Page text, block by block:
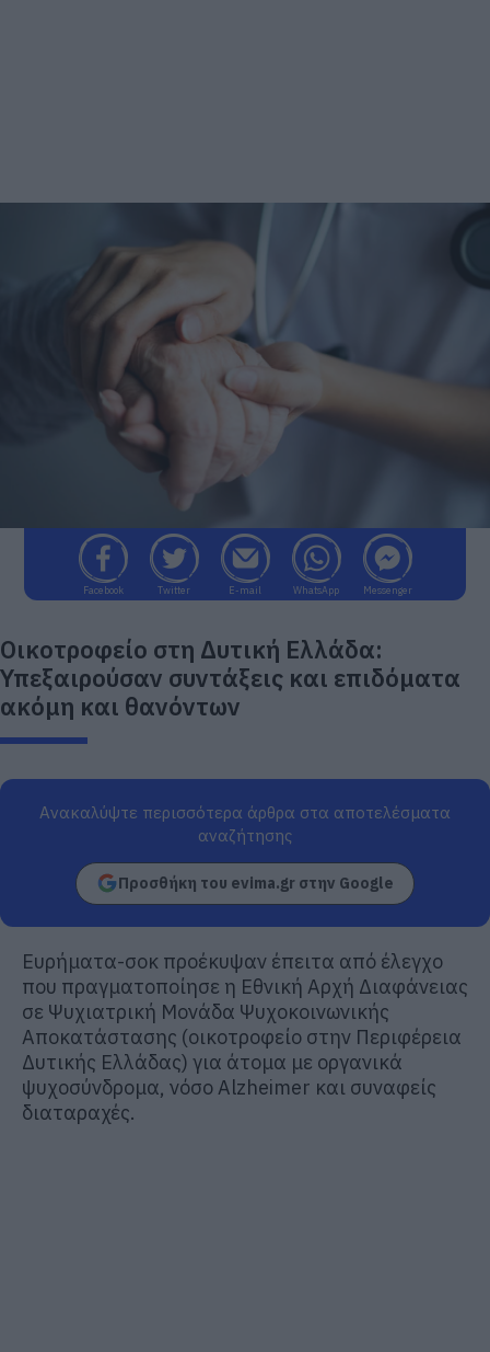
Facebook Twitter E-mail WhatsApp Messenger
Οικοτροφείο στη Δυτική Ελλάδα:
Υπεξαιρούσαν συντάξεις και επιδόματα
ακόμη και θανόντων
Ανακαλύψτε περισσότερα άρθρα στα αποτελέσματα
αναζήτησης
Προσθήκη του evima.gr στην Google
Ευρήματα-σοκ προέκυψαν έπειτα από έλεγχο
που πραγματοποίησε η Εθνική Αρχή Διαφάνειας
σε Ψυχιατρική Μονάδα Ψυχοκοινωνικής
Αποκατάστασης (οικοτροφείο στην Περιφέρεια
Δυτικής Ελλάδας) για άτομα με οργανικά
ψυχοσύνδρομα, νόσο Alzheimer και συναφείς
διαταραχές.